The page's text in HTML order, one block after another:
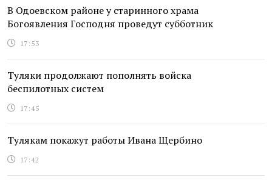
В Одоевском районе у старинного храма
Богоявления Господня проведут субботник
17:53
Туляки продолжают пополнять войска
беспилотных систем
17:45
Тулякам покажут работы Ивана Щербино
17:42